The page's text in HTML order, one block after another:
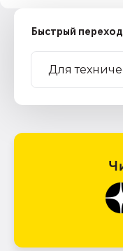
Быстрый переход